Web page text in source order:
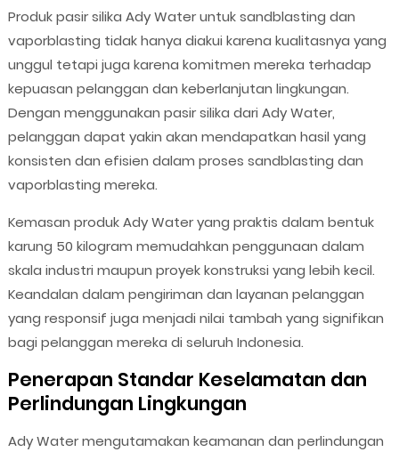
Produk pasir silika Ady Water untuk sandblasting dan
vaporblasting tidak hanya diakui karena kualitasnya yang
unggul tetapi juga karena komitmen mereka terhadap
kepuasan pelanggan dan keberlanjutan lingkungan.
Dengan menggunakan pasir silika dari Ady Water,
pelanggan dapat yakin akan mendapatkan hasil yang
konsisten dan efisien dalam proses sandblasting dan
vaporblasting mereka.
Kemasan produk Ady Water yang praktis dalam bentuk
karung 50 kilogram memudahkan penggunaan dalam
skala industri maupun proyek konstruksi yang lebih kecil.
Keandalan dalam pengiriman dan layanan pelanggan
yang responsif juga menjadi nilai tambah yang signifikan
bagi pelanggan mereka di seluruh Indonesia.
Penerapan Standar Keselamatan dan
Perlindungan Lingkungan
Ady Water mengutamakan keamanan dan perlindungan